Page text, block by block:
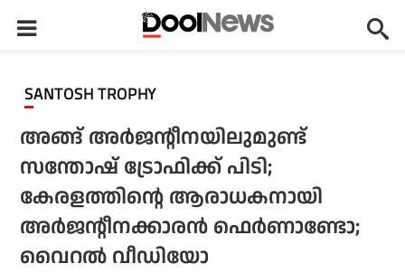
SANTOSH TROPHY
അങ്ങ് അര്‍ജന്റീനയിലുമുണ്ട്
സന്തോഷ് ട്രോഫിക്ക് പിടി;
കേരളത്തിന്റെ ആരാധകനായി
അര്‍ജന്റീനക്കാരന്‍ ഫെര്‍ണാണ്ടോ;
വൈറല്‍ വീഡിയോ